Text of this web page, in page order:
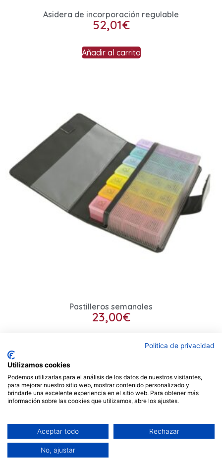
Asidera de incorporación regulable
52,01€
Añadir al carrito
Pastilleros semanales
23,00€
Seleccionar opciones
Contacto
Privacidad Aviso legal Cookies Envios
Mi cuenta Carrito
2026 © Calvarro S.L. ☏ 927 41 77 66
Política de privacidad
Utilizamos cookies
Podemos utilizarlas para el análisis de los datos de nuestros visitantes,
para mejorar nuestro sitio web, mostrar contenido personalizado y
brindarle una excelente experiencia en el sitio web. Para obtener más
información sobre las cookies que utilizamos, abre los ajustes.
Aceptar todo Rechazar
No, ajustar